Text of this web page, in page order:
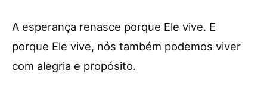
A esperança renasce porque Ele vive. E
porque Ele vive, nós também podemos viver
com alegria e propósito.